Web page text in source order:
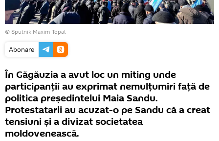
© Sputnik Maxim Topal
Abonare
În Găgăuzia a avut loc un miting unde
participanții au exprimat nemulțumiri față de
politica președintelui Maia Sandu.
Protestatarii au acuzat-o pe Sandu că a creat
tensiuni și a divizat societatea
moldovenească.